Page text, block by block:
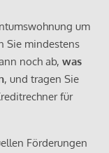
um
Sie mindestens
noch ab, was
, und tragen Sie
für
Förderungen